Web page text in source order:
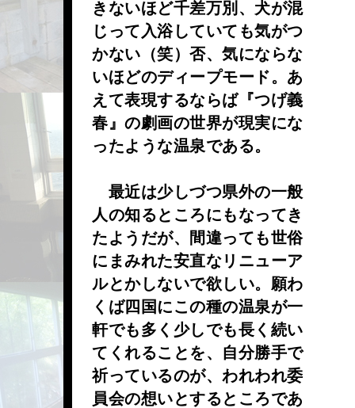
きないほど千差万別、犬が混
じって入浴していても気がつ
かない（笑）否、気にならな
いほどのディープモード。あ
えて表現するならば『つげ義
春』の劇画の世界が現実にな
ったような温泉である。
最近は少しづつ県外の一般
人の知るところにもなってき
たようだが、間違っても世俗
にまみれた安直なリニューア
ルとかしないで欲しい。願わ
くば四国にこの種の温泉が一
軒でも多く少しでも長く続い
てくれることを、自分勝手で
祈っているのが、われわれ委
員会の想いとするところであ